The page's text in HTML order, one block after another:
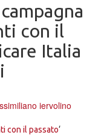
con il
Italia
iervolino
con il passato‘